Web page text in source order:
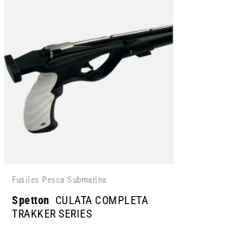
Fusiles Pesca Submarina
Spetton CULATA COMPLETA
TRAKKER SERIES